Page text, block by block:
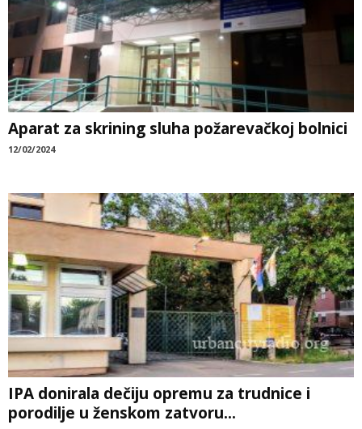
Aparat za skrining sluha požarevačkoj bolnici
12/02/2024
IPA donirala dečiju opremu za trudnice i
porodilje u ženskom zatvoru...